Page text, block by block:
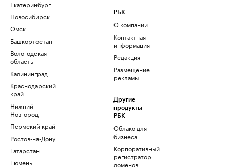
Екатеринбург
Новосибирск
Омск
Башкортостан
Вологодская
область
Калининград
Краснодарский
край
Нижний
Новгород
Пермский край
Ростов-на-Дону
Татарстан
Тюмень
РБК
О компании
Контактная
информация
Редакция
Размещение
рекламы
Другие
продукты
РБК
Облако для
бизнеса
Корпоративный
регистратор
доменов